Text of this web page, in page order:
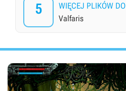
5
WIĘCEJ PLIKÓW DO
Valfaris